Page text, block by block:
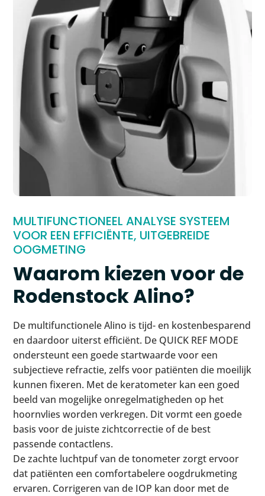
MULTIFUNCTIONEEL ANALYSE SYSTEEM
VOOR EEN EFFICIËNTE, UITGEBREIDE
OOGMETING
Waarom kiezen voor de
Rodenstock Alino?
De multifunctionele Alino is tijd- en kostenbesparend
en daardoor uiterst efficiënt. De QUICK REF MODE
ondersteunt een goede startwaarde voor een
subjectieve refractie, zelfs voor patiënten die moeilijk
kunnen fixeren. Met de keratometer kan een goed
beeld van mogelijke onregelmatigheden op het
hoornvlies worden verkregen. Dit vormt een goede
basis voor de juiste zichtcorrectie of de best
passende contactlens.
De zachte luchtpuf van de tonometer zorgt ervoor
dat patiënten een comfortabelere oogdrukmeting
ervaren. Corrigeren van de IOP kan door met de